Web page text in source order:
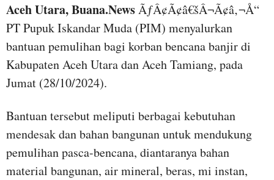
Aceh Utara, Buana.NewsÃƒÂ¢Ã¢â€šÂ¬Ã¢â‚¬Å“
PT Pupuk Iskandar Muda (PIM) menyalurkan
bantuan pemulihan bagi korban bencana banjir di
Kabupaten Aceh Utara dan Aceh Tamiang, pada
Jumat (28/10/2024).
Bantuan tersebut meliputi berbagai kebutuhan
mendesak dan bahan bangunan untuk mendukung
pemulihan pasca-bencana, diantaranya bahan
material bangunan, air mineral, beras, mi instan,